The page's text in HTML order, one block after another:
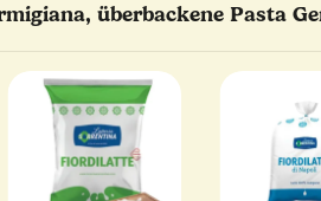
überbackene Pasta